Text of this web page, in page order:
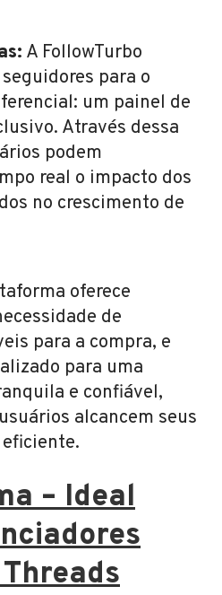
A FollowTurbo
para o
um painel de
Através dessa
podem
real o impacto dos
no crescimento de
oferece
de
para a compra, e
para uma
e confiável,
alcancem seus
– Ideal